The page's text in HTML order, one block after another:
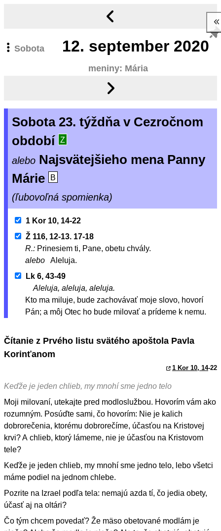
Sobota 12. september 2020
meniny: Mária
Sobota 23. týždňa v Cezročnom
období
Z
alebo Najsvätejšieho mena Panny
Márie
B
(ľubovoľná spomienka)
1 Kor 10, 14-22
Ž 116, 12-13. 17-18
R.: Prinesiem ti, Pane, obetu chvály.
alebo
Aleluja.
Lk 6, 43-49
Aleluja, aleluja, aleluja.
Kto ma miluje, bude zachovávať moje slovo, hovorí
Pán; a môj Otec ho bude milovať a prídeme k nemu.
Čítanie z Prvého listu svätého apoštola Pavla
Korinťanom
1 Kor 10, 14-22
Keďže je jeden chlieb, my mnohí sme jedno telo
Moji milovaní, utekajte pred modloslužbou. Hovorím vám ako
rozumným. Posúďte sami, čo hovorím: Nie je kalich
dobrorečenia, ktorému dobrorečíme, účasťou na Kristovej
krvi? A chlieb, ktorý lámeme, nie je účasťou na Kristovom
tele?
Keďže je jeden chlieb, my mnohí sme jedno telo, lebo všetci
máme podiel na jednom chlebe.
Pozrite na Izrael podľa tela: nemajú azda tí, čo jedia obety,
účasť aj na oltári?
Čo tým chcem povedať? Že mäso obetované modlám je